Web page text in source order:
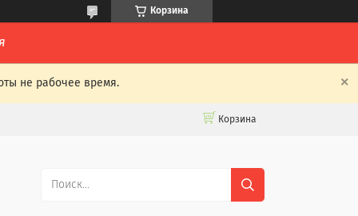
Корзина
не рабочее время.
Корзина